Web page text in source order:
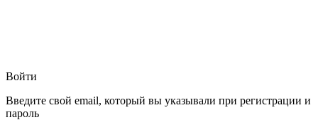
Войти
Введите свой email, который вы указывали при регистрации и
пароль